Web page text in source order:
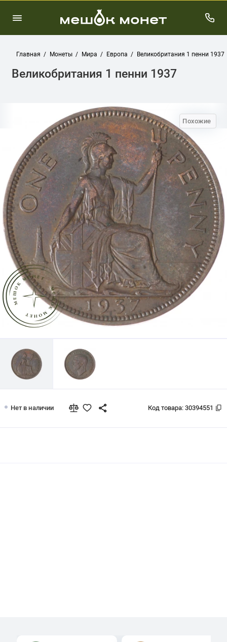
Главная Монеты Мира Европа Великобритания 1 пенни 1937
Великобритания 1 пенни 1937
Похожие
Нет в наличии Код товара: 30394551